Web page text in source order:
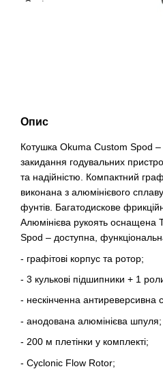
Опис
Котушка Okuma Custom Spod –
закидання годувальних
та надійністю. Компактний
виконана з алюмінієвого
фунтів. Багатодискове
Алюмінієва рукоять оснащена
Spod – доступна,
- графітові корпус та ротор;
- 3 кулькові підшипники + 1
- нескінченна антиреверсивна
- анодована алюмінієва шпуля;
- 200 м плетінки у комплекті;
- Cyclonic Flow Rotor;